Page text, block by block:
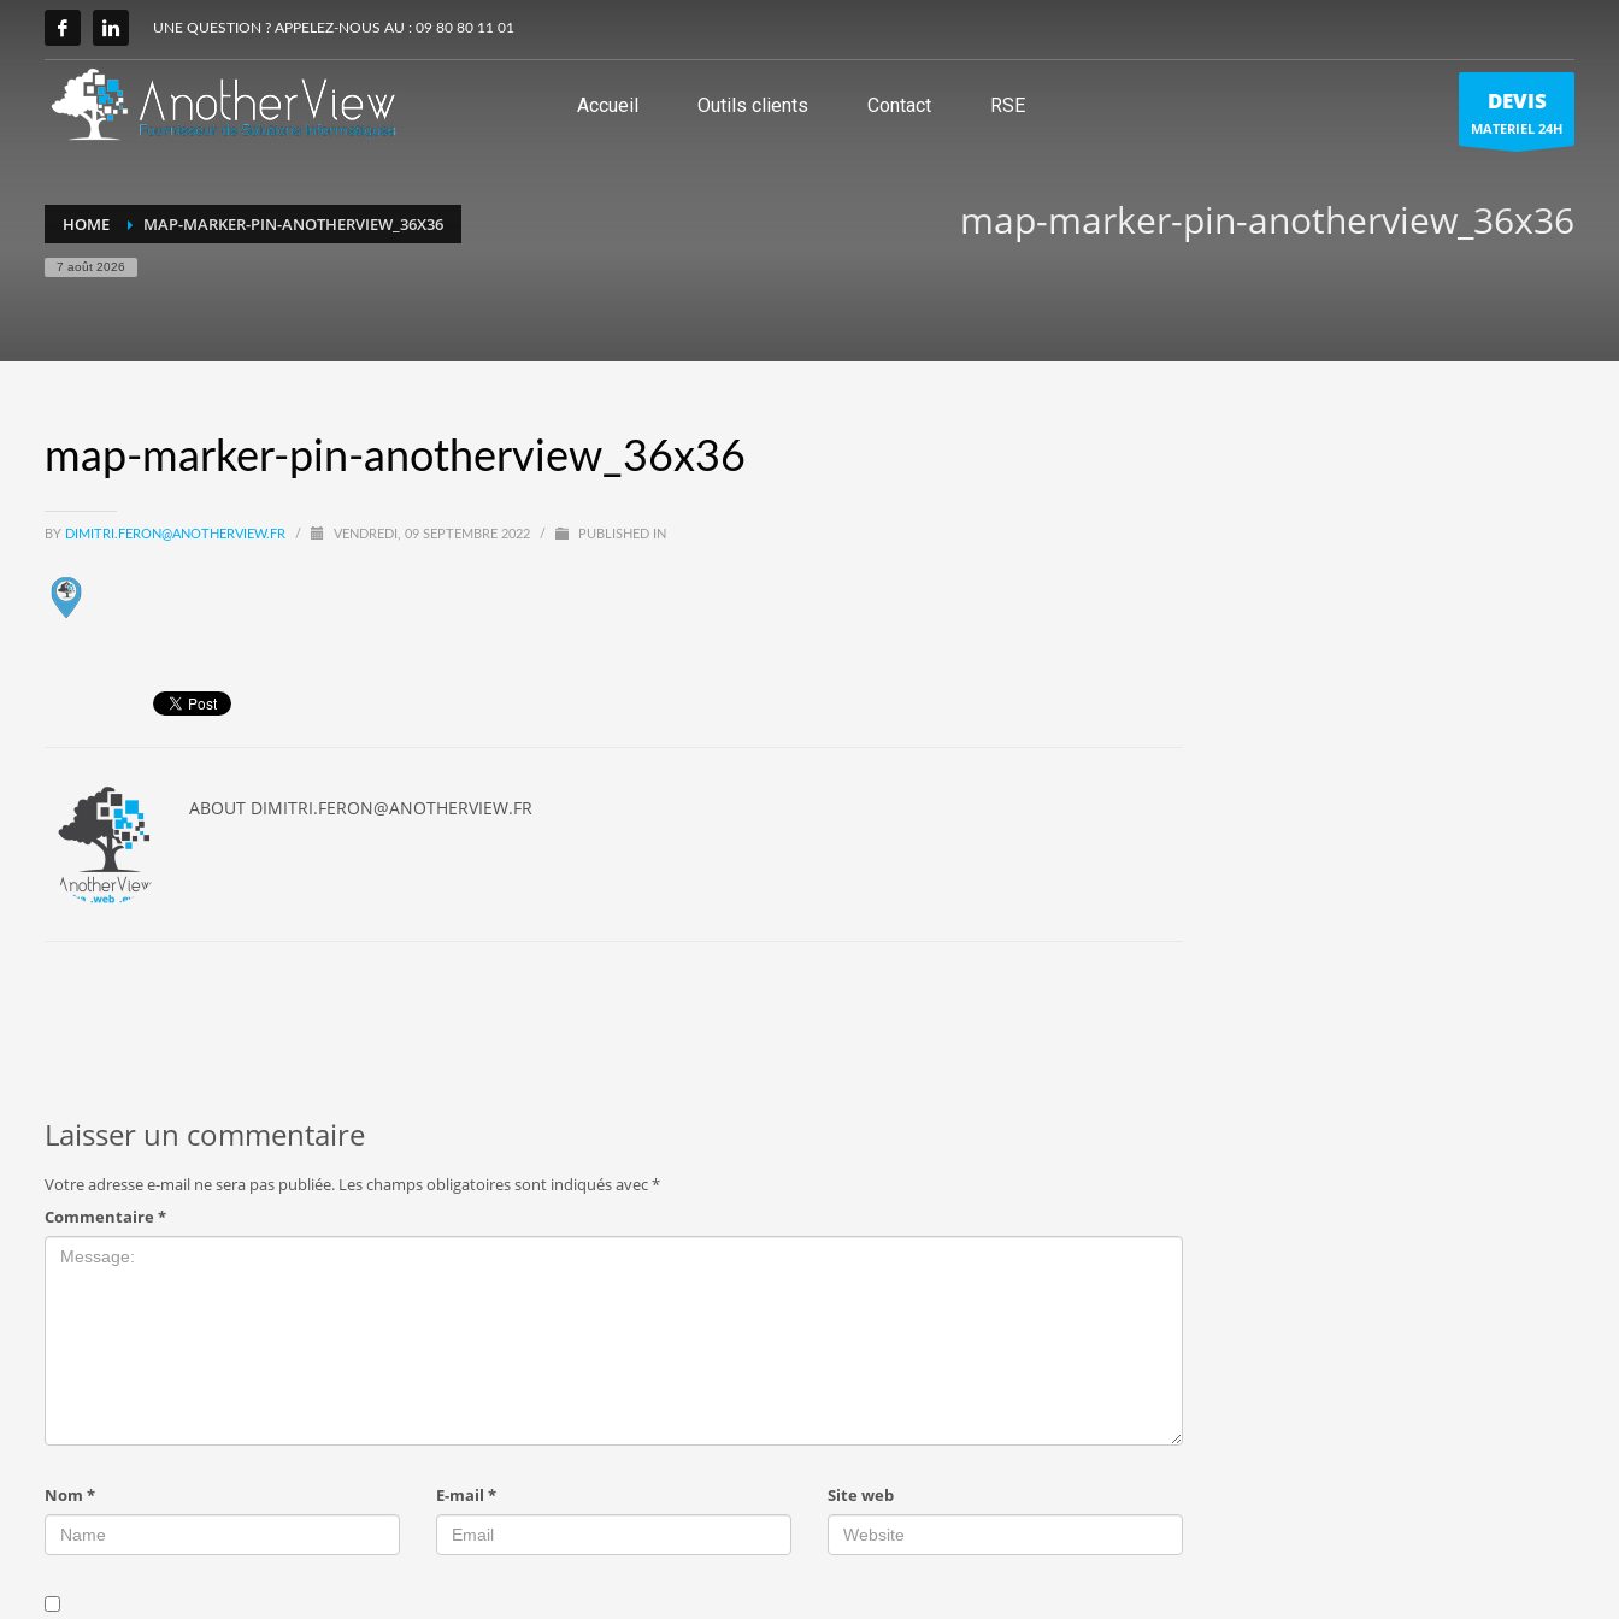
UNE QUESTION ? APPELEZ-NOUS AU : 09 80 80 11 01
Accueil Outils clients Contact RSE DEVIS
MATERIEL 24H
HOME MAP-MARKER-PIN-ANOTHERVIEW_36X36
7 août 2026
map-marker-pin-anotherview_36x36
map-marker-pin-anotherview_36x36
BY DIMITRI.FERON@ANOTHERVIEW.FR / VENDREDI, 09 SEPTEMBRE 2022 / PUBLISHED IN
ABOUT DIMITRI.FERON@ANOTHERVIEW.FR
Laisser un commentaire
Votre adresse e-mail ne sera pas publiée. Les champs obligatoires sont indiqués avec*
Commentaire *
Nom * E-mail * Site web